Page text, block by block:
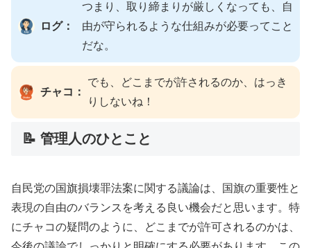
ログ：
つまり、取り締まりが厳しくなっても、自
由が守られるような仕組みが必要ってこと
だな。
チャコ：
でも、どこまでが許されるのか、はっき
りしないね！
📝 管理人のひとこと
自民党の国旗損壊罪法案に関する議論は、国旗の重要性と
表現の自由のバランスを考える良い機会だと思います。特
にチャコの疑問のように、どこまでが許可されるのかは、